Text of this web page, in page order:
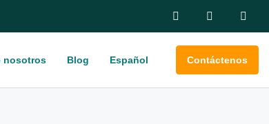
nosotros Blog Español Contáctenos